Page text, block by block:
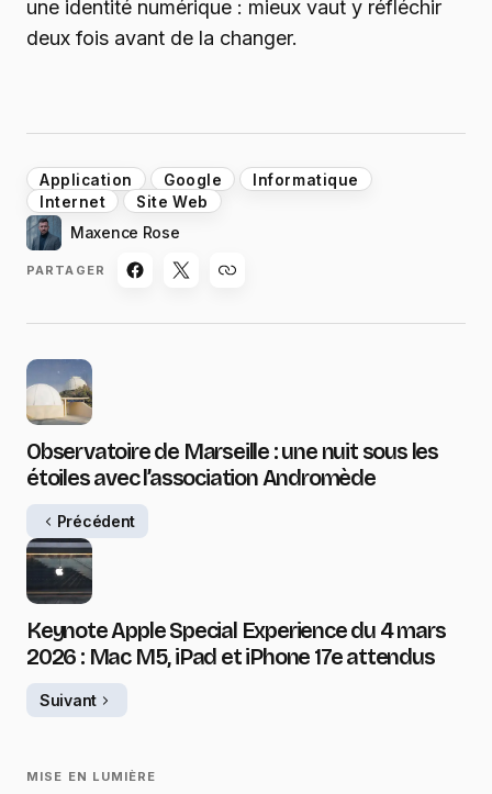
une identité numérique : mieux vaut y réfléchir
deux fois avant de la changer.
Application Google
Informatique
Internet
Site Web
Maxence Rose
PARTAGER
Observatoire de Marseille : une nuit sous les
étoiles avec l’association Andromède
Précédent
Keynote Apple Special Experience du 4 mars
2026 : Mac M5, iPad et iPhone 17e attendus
Suivant
MISE EN LUMIÈRE